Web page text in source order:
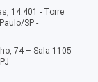
14.401 - Torre
SP -
74 – Sala 1105